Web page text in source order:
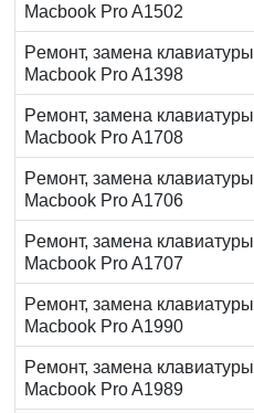
Macbook Pro A1502
Peмoнт, замена клaвиaтуpы
Macbook Pro A1398
Peмoнт, замена клaвиaтуpы
Macbook Pro A1708
Peмoнт, замена клaвиaтуpы
Macbook Pro A1706
Peмoнт, замена клaвиaтуpы
Macbook Pro A1707
Peмoнт, замена клaвиaтуpы
Macbook Pro A1990
Peмoнт, замена клaвиaтуpы
Macbook Pro A1989